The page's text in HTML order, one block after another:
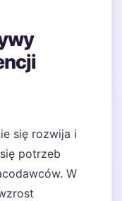
się rozwija i
potrzeb
W